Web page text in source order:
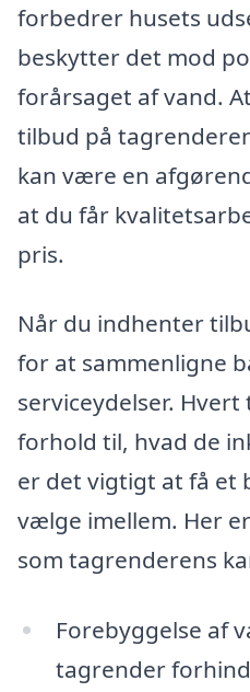
forbedrer husets
beskytter det mod
forårsaget af vand.
tilbud på
kan være en
at du får
pris.
Når du indhenter
for at sammenligne
serviceydelser.
forhold til, hvad de
er det vigtigt at få et
vælge imellem. Her
som tagrenderens
Forebyggelse af
tagrender